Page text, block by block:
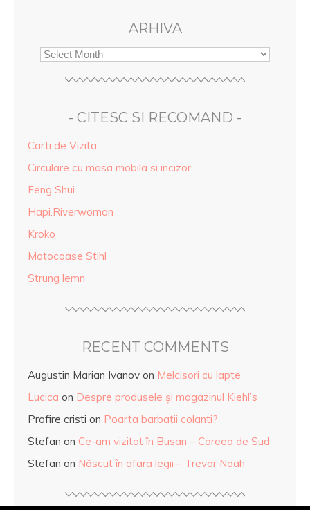
ARHIVA
- CITESC SI RECOMAND -
Carti de Vizita
Circulare cu masa mobila si incizor
Feng Shui
Hapi.Riverwoman
Kroko
Motocoase Stihl
Strung lemn
RECENT COMMENTS
Augustin Marian Ivanov on Melcisori cu lapte
Lucica on Despre produsele și magazinul Kiehl’s
Profire cristi on Poarta barbatii colanti?
Stefan on Ce-am vizitat în Busan – Coreea de Sud
Stefan on Născut în afara legii – Trevor Noah